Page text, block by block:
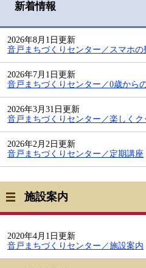
新着情報
2026年8月1日更新
音戸まちづくりセンター／スマホ
2026年7月1日更新
音戸まちづくりセンター／0歳から
2026年3月31日更新
音戸まちづくりセンター／楽しくク
2026年2月2日更新
音戸まちづくりセンター／定期講座
施設案内
2020年4月1日更新
音戸まちづくりセンター／施設案内